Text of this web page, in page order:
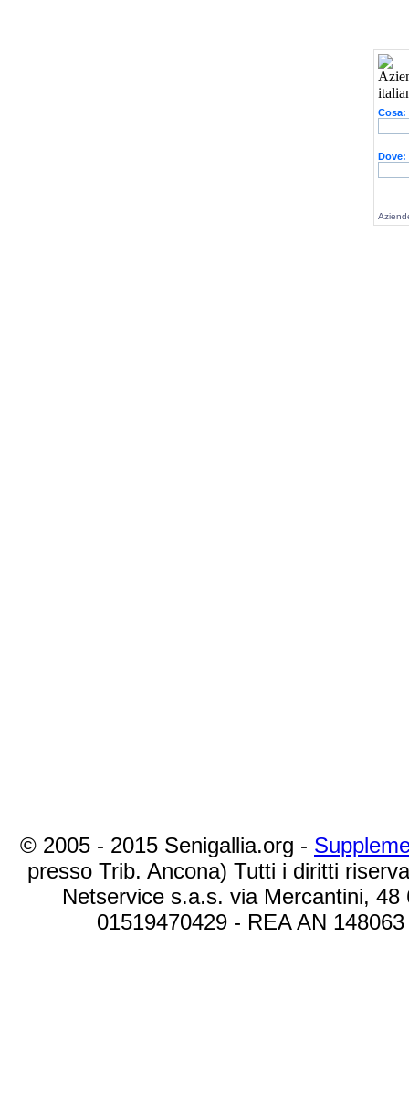
Cosa:
Dove:
© 2005 - 2015 Senigallia.org -
presso Trib. Ancona) Tutti i diritti
Netservice s.a.s. via Mercantini,
01519470429 - REA AN